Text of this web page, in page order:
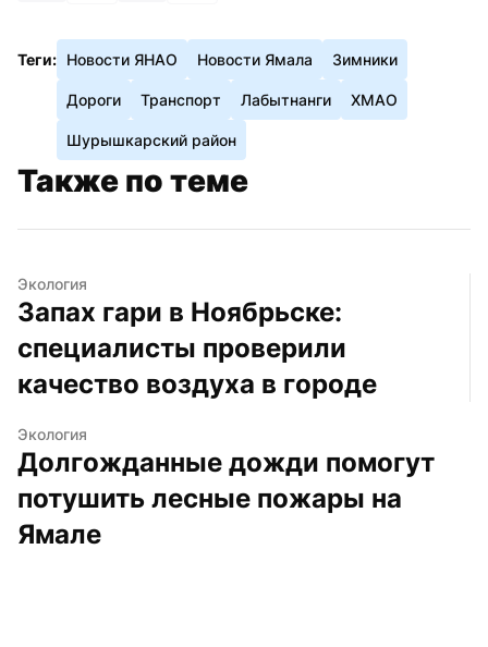
Теги: Новости ЯНАО Новости Ямала Зимники
Дороги Транспорт Лабытнанги ХМАО
Шурышкарский район
Также по теме
Экология
Запах гари в Ноябрьске:
специалисты проверили
качество воздуха в городе
Экология
Долгожданные дожди помогут
потушить лесные пожары на
Ямале